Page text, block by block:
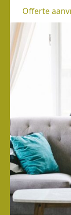
Offerte